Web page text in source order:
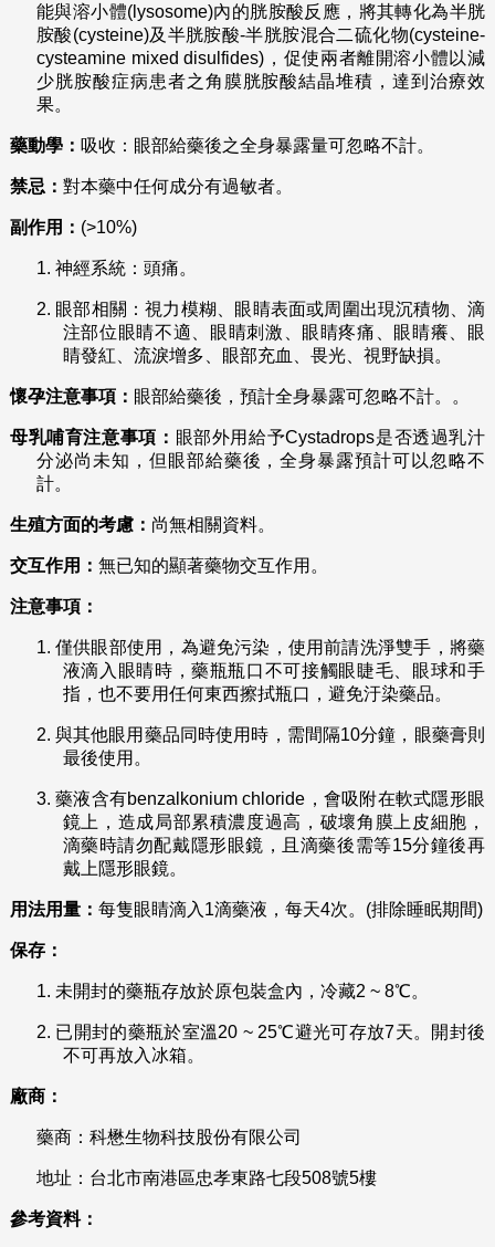
能與溶小體(lysosome)內的胱胺酸反應，將其轉化為半胱
胺酸(cysteine)及半胱胺酸-半胱胺混合二硫化物(cysteine-
cysteamine mixed disulfides)，促使兩者離開溶小體以減
少胱胺酸症病患者之角膜胱胺酸結晶堆積，達到治療效
果。
藥動學： 吸收：眼部給藥後之全身暴露量可忽略不計。
禁忌： 對本藥中任何成分有過敏者。
副作用： (>10%)
1. 神經系統：頭痛。
2. 眼部相關：視力模糊、眼睛表面或周圍出現沉積物、滴
注部位眼睛不適、眼睛刺激、眼睛疼痛、眼睛癢、眼
睛發紅、流淚增多、眼部充血、畏光、視野缺損。
懷孕注意事項： 眼部給藥後，預計全身暴露可忽略不計。。
母乳哺育注意事項： 眼部外用給予Cystadrops是否透過乳汁
分泌尚未知，但眼部給藥後，全身暴露預計可以忽略不
計。
生殖方面的考慮： 尚無相關資料。
交互作用： 無已知的顯著藥物交互作用。
注意事項：
1.僅供眼部使用，為避免污染，使用前請洗淨雙手，將藥
液滴入眼睛時，藥瓶瓶口不可接觸眼睫毛、眼球和手
指，也不要用任何東西擦拭瓶口，避免汙染藥品。
2. 與其他眼用藥品同時使用時，需間隔10分鐘，眼藥膏則
最後使用。
3.藥液含有benzalkonium chloride，會吸附在軟式隱形眼
鏡上，造成局部累積濃度過高，破壞角膜上皮細胞，
滴藥時請勿配戴隱形眼鏡，且滴藥後需等15分鐘後再
戴上隱形眼鏡。
用法用量： 每隻眼睛滴入1滴藥液，每天4次。(排除睡眠期間)
保存：
1. 未開封的藥瓶存放於原包裝盒內，冷藏2 ~ 8℃。
2. 已開封的藥瓶於室溫20 ~ 25℃避光可存放7天。開封後
不可再放入冰箱。
廠商：
藥商：科懋生物科技股份有限公司
地址：台北市南港區忠孝東路七段508號5樓
參考資料：